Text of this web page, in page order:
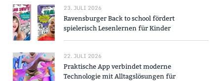
23. JULI 2026
Ravensburger Back to school fördert
spielerisch Lesenlernen für Kinder
22. JULI 2026
Praktische App verbindet moderne
Technologie mit Alltagslösungen für